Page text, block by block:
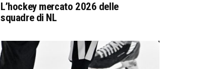
L’hockey mercato 2026 delle
squadre di NL